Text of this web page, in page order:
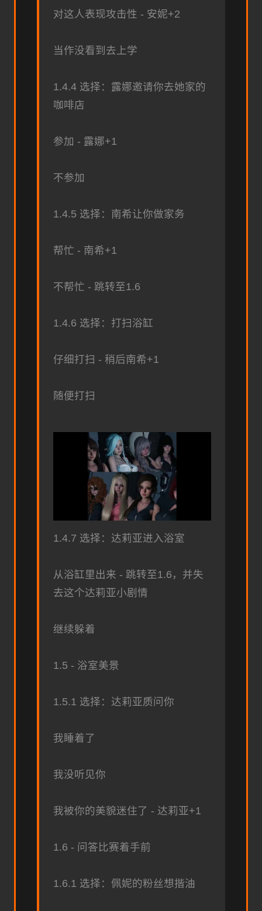
对这人表现攻击性 - 安妮+2
当作没看到去上学
1.4.4 选择：露娜邀请你去她家的
咖啡店
参加 - 露娜+1
不参加
1.4.5 选择：南希让你做家务
帮忙 - 南希+1
不帮忙 - 跳转至1.6
1.4.6 选择：打扫浴缸
仔细打扫 - 稍后南希+1
随便打扫
1.4.7 选择：达莉亚进入浴室
从浴缸里出来 - 跳转至1.6，并失
去这个达莉亚小剧情
继续躲着
1.5 - 浴室美景
1.5.1 选择：达莉亚质问你
我睡着了
我没听见你
我被你的美貌迷住了 - 达莉亚+1
1.6 - 问答比赛着手前
1.6.1 选择：佩妮的粉丝想揩油